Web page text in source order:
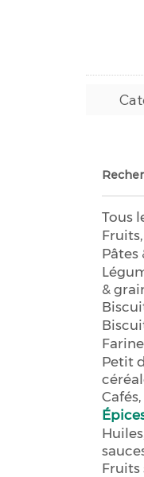
Tous
Pâtes
&
Petit
Fruits